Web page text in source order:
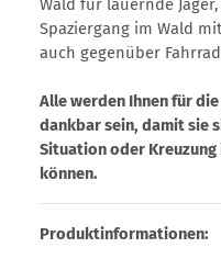
Wald für lauernde
Spaziergang im Wald
auch gegenüber
Alle werden Ihnen für
dankbar sein, damit sie
Situation oder
können.
Produktinformationen: